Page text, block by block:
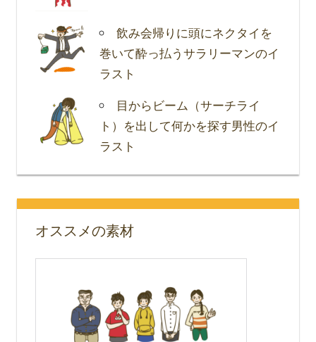
飲み会帰りに頭にネクタイを
巻いて酔っ払うサラリーマンのイ
ラスト
目からビーム（サーチライ
ト）を出して何かを探す男性のイ
ラスト
オススメの素材